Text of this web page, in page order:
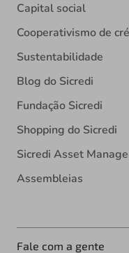
Capital social
Cooperativismo de
Sustentabilidade
Blog do Sicredi
Fundação Sicredi
Shopping do Sicredi
Sicredi Asset
Assembleias
Fale com a gente